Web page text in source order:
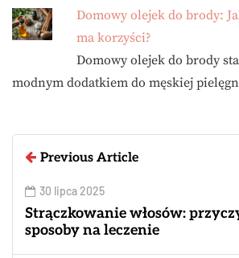
Domowy olejek do brody:
ma korzyści?
Domowy olejek do brody
modnym dodatkiem do męskiej
Previous Article
30 lipca 2025
Strączkowanie włosów:
sposoby na leczenie